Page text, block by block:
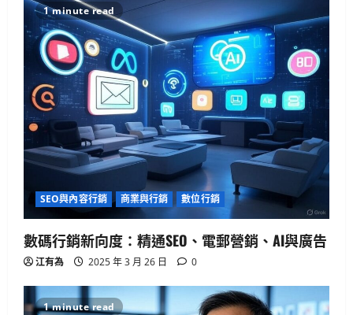
1 minute read
SEO與內容行銷 商業與行銷 數位行銷
數碼行銷新向度：精通SEO、電郵營銷、AI與廣告
江有為 2025 年 3 月 26 日 0
1 minute read